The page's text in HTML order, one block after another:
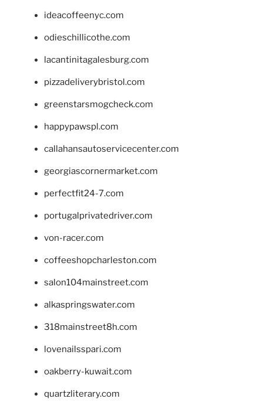
ideacoffeenyc.com
odieschillicothe.com
lacantinitagalesburg.com
pizzadeliverybristol.com
greenstarsmogcheck.com
happypawspl.com
callahansautoservicecenter.com
georgiascornermarket.com
perfectfit24-7.com
portugalprivatedriver.com
von-racer.com
coffeeshopcharleston.com
salon104mainstreet.com
alkaspringswater.com
318mainstreet8h.com
lovenailsspari.com
oakberry-kuwait.com
quartzliterary.com